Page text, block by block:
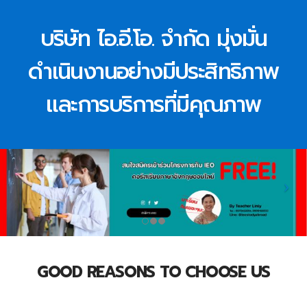
บริษัท ไอ.อี.โอ. จำกัด มุ่งมั่น
ดำเนินงานอย่างมีประสิทธิภาพ
และการบริการที่มีคุณภาพ
GOOD REASONS TO CHOOSE US